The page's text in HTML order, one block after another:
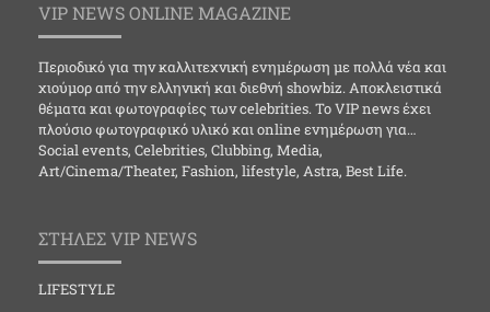
VIP NEWS ONLINE MAGAZINE
Περιοδικό για την καλλιτεχνική ενημέρωση με πολλά νέα και
χιούμορ από την ελληνική και διεθνή showbiz. Αποκλειστικά
θέματα και φωτογραφίες των celebrities. Το VIP news έχει
πλούσιο φωτογραφικό υλικό και online ενημέρωση για…
Social events, Celebrities, Clubbing, Media,
Art/Cinema/Theater, Fashion, lifestyle, Astra, Best Life.
ΣΤΗΛΕΣ VIP NEWS
LIFESTYLE